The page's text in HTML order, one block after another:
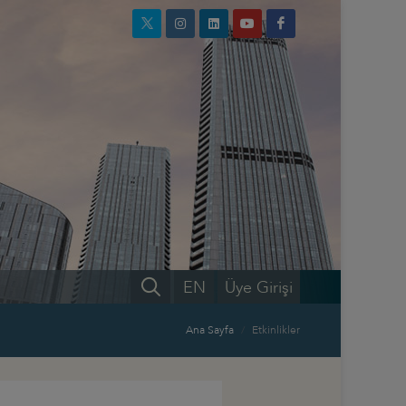
Üye Girişi
EN
Ana Sayfa Etkinlikler